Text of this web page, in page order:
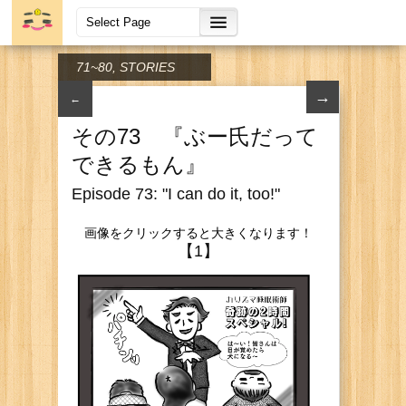
71~80 STORIES
← →
その73 『ぶー氏だって
できるもん』
Episode 73: "I can do it, too!"
画像をクリックすると大きくなります！
【1】